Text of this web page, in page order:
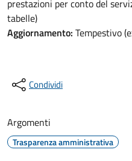
prestazioni per conto del
tabelle)
Aggiornamento: Tempestivo
Condividi
Argomenti
Trasparenza amministrativa